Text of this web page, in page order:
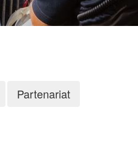
Partenariat